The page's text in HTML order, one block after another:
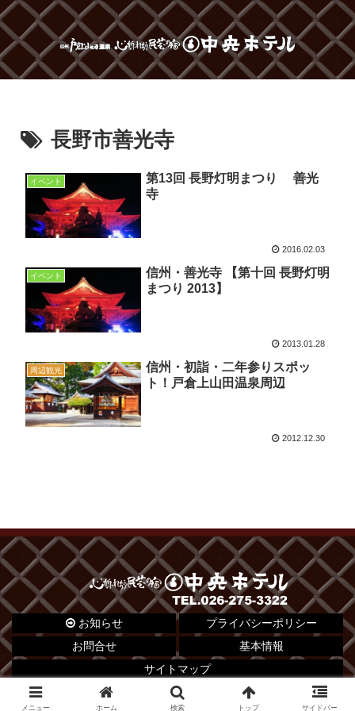
長野市善光寺
イベント
第13回 長野灯明まつり 善光
寺
2016.02.03
イベント
信州・善光寺 【第十回 長野灯明
まつり 2013】
2013.01.28
周辺観光
信州・初詣・二年参りスポッ
ト！戸倉上山田温泉周辺
2012.12.30
お知らせ
プライバシーポリシー
お問合せ
基本情報
サイトマップ
© 2012 心がふれあう民芸の宿 中央ホテル.
メニュー ホーム 検索 トップ サイドバー